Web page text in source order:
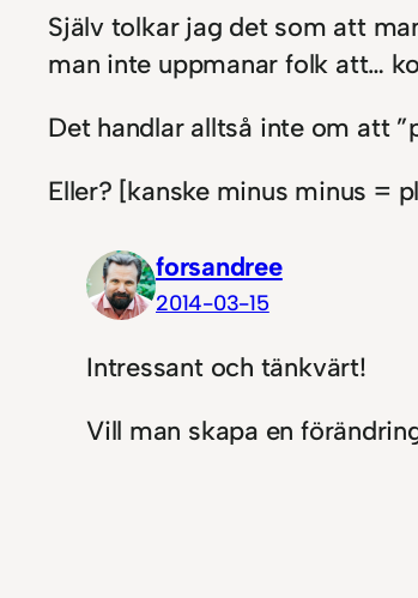
Själv tolkar jag det som att
man inte uppmanar folk att…
Det handlar alltså inte om att
Eller? [kanske minus minus =
forsandree
2014-03-15
Intressant och tänkvärt!
Vill man skapa en